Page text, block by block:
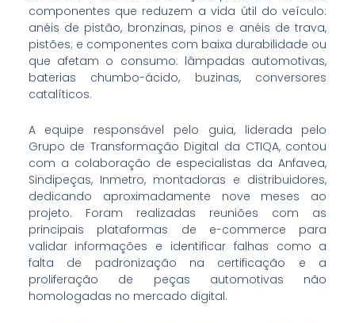
componentes que reduzem a vida útil do veículo:
anéis de pistão, bronzinas, pinos e anéis de trava,
pistões; e componentes com baixa durabilidade ou
que afetam o consumo: lâmpadas automotivas,
baterias chumbo-ácido, buzinas, conversores
catalíticos.
A equipe responsável pelo guia, liderada pelo
Grupo de Transformação Digital da CTIQA, contou
com a colaboração de especialistas da Anfavea,
Sindipeças, Inmetro, montadoras e distribuidores,
dedicando aproximadamente nove meses ao
projeto. Foram realizadas reuniões com as
principais plataformas de e-commerce para
validar informações e identificar falhas como a
falta de padronização na certificação e a
proliferação de peças automotivas não
homologadas no mercado digital.